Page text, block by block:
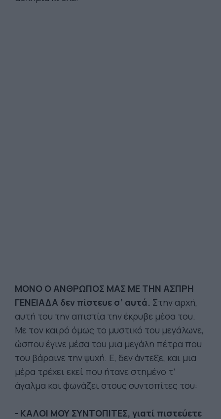
ΜΟΝΟ Ο ΑΝΘΡΩΠΟΣ ΜΑΣ ΜΕ ΤΗΝ ΑΣΠΡΗ
ΓΕΝΕΙΑΔΑ δεν πίστευε σ’ αυτά. Στην αρχή,
αυτή του την απιστία την έκρυβε μέσα του.
Με τον καιρό όμως το μυστικό του μεγάλωνε,
ώσπου έγινε μέσα του μια μεγάλη πέτρα που
του βάραινε την ψυχή. Ε, δεν άντεξε, και μια
μέρα τρέχει εκεί που ήτανε στημένο τ’
άγαλμα και φωνάζει στους συντοπίτες του:
- ΚΑΛΟΙ ΜΟΥ ΣΥΝΤΟΠΙΤΕΣ, γιατί πιστεύετε